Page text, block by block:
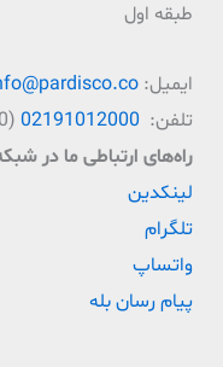
طبقه اول
ایمیل:
تلفن: 02191012000 (30 خط)
راه‌‌های ارتباطی ما در
لینکدین
تلگرام
واتساپ
پیام رسان بله